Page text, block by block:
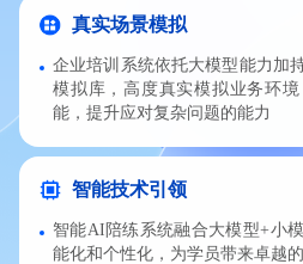
真实场景模拟
企业培训系统依托大模型能力加
模拟库，高度真实模拟业务环
能，提升应对复杂问题的能力
智能技术引领
智能AI陪练系统融合大模型+小
能化和个性化，为学员带来卓越